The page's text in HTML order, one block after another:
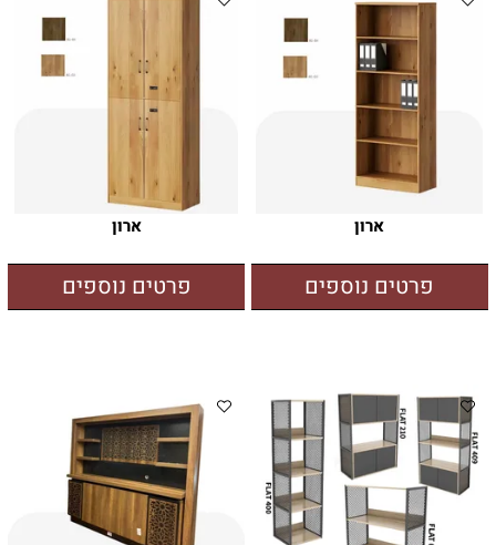
ארון
פרטים נוספים
ארון
פרטים נוספים